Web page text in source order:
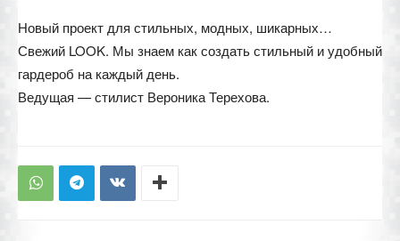
Новый проект для стильных, модных, шикарных…
Свежий LOOK. Мы знаем как создать стильный и удобный
гардероб на каждый день.
Ведущая — стилист Вероника Терехова.